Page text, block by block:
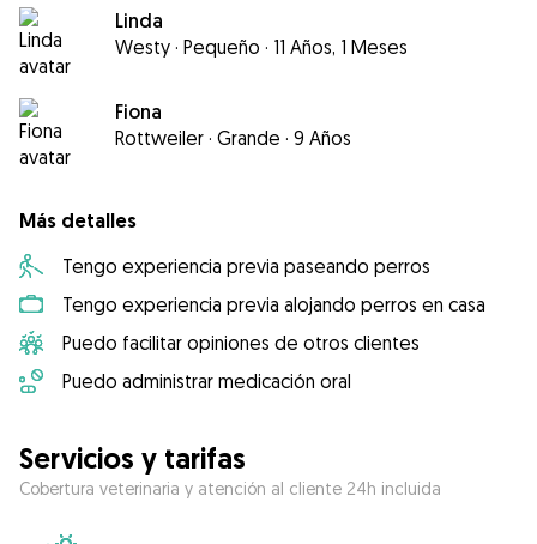
Linda
Westy · Pequeño · 11 Años, 1 Meses
Fiona
Rottweiler · Grande · 9 Años
Más detalles
Tengo experiencia previa paseando perros
Tengo experiencia previa alojando perros en casa
Puedo facilitar opiniones de otros clientes
Puedo administrar medicación oral
Servicios y tarifas
Cobertura veterinaria y atención al cliente 24h incluida